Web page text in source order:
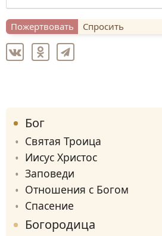
Пожертвовать Спросить
Бог
Святая Троица
Иисус Христос
Заповеди
Отношения с Богом
Спасение
Богородица